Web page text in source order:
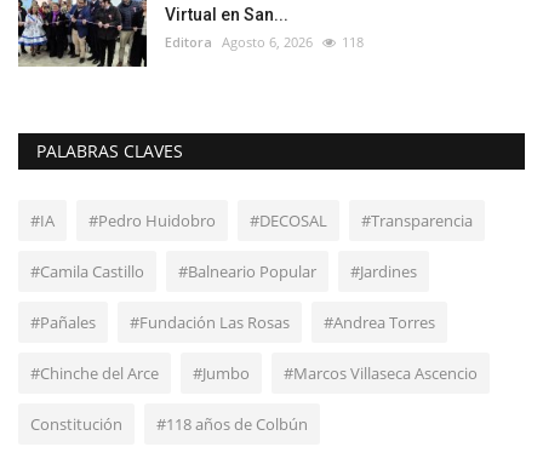
Virtual en San...
Editora Agosto 6, 2026 118
PALABRAS CLAVES
#IA #Pedro Huidobro #DECOSAL #Transparencia
#Camila Castillo #Balneario Popular #Jardines
#Pañales #Fundación Las Rosas #Andrea Torres
#Chinche del Arce #Jumbo #Marcos Villaseca Ascencio
Constitución #118 años de Colbún